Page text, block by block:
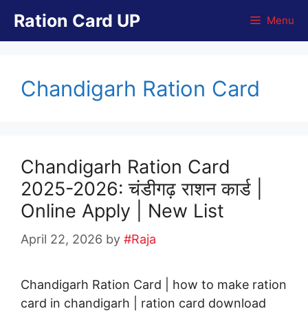
content
Ration Card UP Menu
Chandigarh Ration Card
Chandigarh Ration Card
2025-2026: चंडीगढ़ राशन कार्ड |
Online Apply | New List
April 22, 2026 by #Raja
Chandigarh Ration Card | how to make ration
card in chandigarh | ration card download